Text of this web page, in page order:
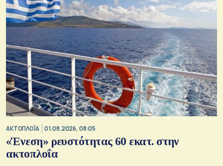
ΑΚΤΟΠΛΟΪΑ 01.08.2026, 08:05
«Ένεση» ρευστότητας 60 εκατ. στην
ακτοπλοΐα